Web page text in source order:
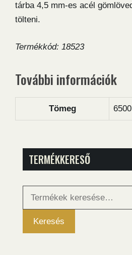
tárba 4,5 mm-es acél
tölteni.
Termékkód: 18523
További információk
Tömeg
TERMÉKKERESŐ
következőre:
Keresés